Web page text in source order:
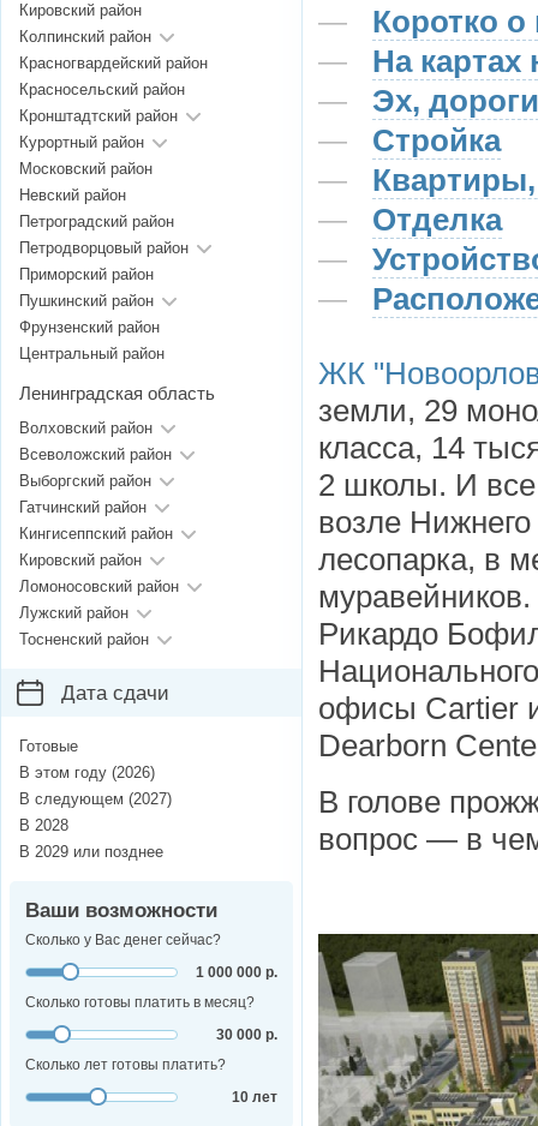
Коротко о
На картах
Эх, дороги
Стройка
Отделка
ЖК
земли, 29
класса, 14
2 школы. И
возле Нижнего
лесопарка, в
Рикардо
офисы Cartier
Dearborn
В голове
вопрос — в
Кировский район
Колпинский район
Красногвардейский район
Красносельский район
Кронштадтский район
Курортный район
Московский район
Невский район
Петроградский район
Петродворцовый район
Приморский район
Пушкинский район
Фрунзенский район
Центральный район
Ленинградская область
Волховский район
Всеволожский район
Выборгский район
Гатчинский район
Кингисеппский район
Кировский район
Ломоносовский район
Лужский район
Тосненский район
Дата сдачи
Готовые
В этом году (2026)
В следующем (2027)
В 2028
В 2029 или позднее
Ваши возможности
Сколько у Вас денег сейчас?
1 000 000 р.
Сколько готовы платить в месяц?
30 000 р.
Сколько лет готовы платить?
10 лет